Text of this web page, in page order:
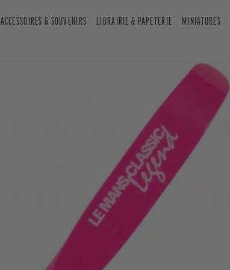
ACCESSOIRES & SOUVENIRS LIBRAIRIE & PAPETERIE MINIATURES